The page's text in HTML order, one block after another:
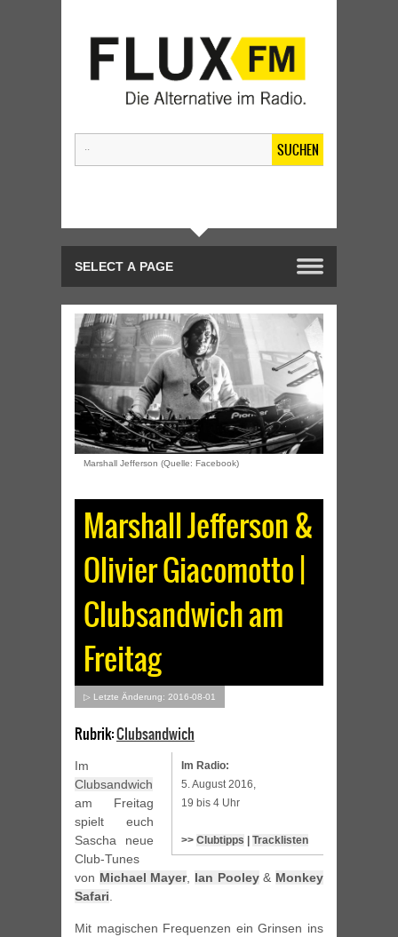
SUCHEN
Marshall Jefferson (Quelle: Facebook)
Marshall Jefferson &
Olivier Giacomotto |
Clubsandwich am
Freitag
▷ Letzte Änderung: 2016-08-01
Rubrik:Clubsandwich
Im Radio:
5. August 2016,
19 bis 4 Uhr
>> Clubtipps Tracklisten
Im
Clubsandwich
am Freitag
spielt euch
Sascha neue
Club-Tunes
von Michael Mayer, Ian Pooley& Monkey
Safari.
Mit magischen Frequenzen ein Grinsen ins